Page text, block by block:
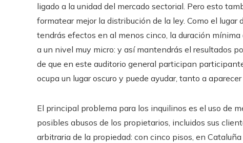
ligado a la unidad del mercado sectorial. Pero esto
formatear mejor la distribución de la ley. Como el
tendrás efectos en al menos cinco, la duración
a un nivel muy micro: y así mantendrás el resultados
de que en este auditorio general participan
ocupa un lugar oscuro y puede ayudar, tanto a
El principal problema para los inquilinos es el uso de
posibles abusos de los propietarios, incluidos sus
arbitraria de la propiedad: con cinco pisos, en